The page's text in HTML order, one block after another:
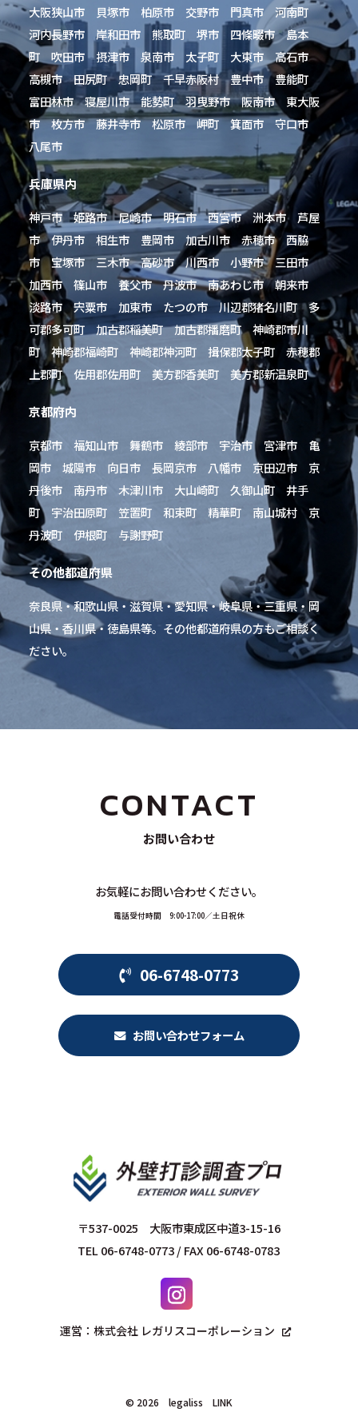
大阪狭山市 貝塚市 柏原市 交野市 門真市 河南町
河内長野市 岸和田市 熊取町 堺市 四條畷市 島本
町 吹田市 摂津市 泉南市 太子町 大東市 高石市
高槻市 田尻町 忠岡町 千早赤阪村 豊中市 豊能町
富田林市 寝屋川市 能勢町 羽曳野市 阪南市 東大阪
市 枚方市 藤井寺市 松原市 岬町 箕面市 守口市
八尾市
兵庫県内
神戸市 姫路市 尼崎市 明石市 西宮市 洲本市 芦屋
市 伊丹市 相生市 豊岡市 加古川市 赤穂市 西脇
市 宝塚市 三木市 高砂市 川西市 小野市 三田市
加西市 篠山市 養父市 丹波市 南あわじ市 朝来市
淡路市 宍粟市 加東市 たつの市 川辺郡猪名川町 多
可郡多可町 加古郡稲美町 加古郡播磨町 神崎郡市川
町 神崎郡福崎町 神崎郡神河町 揖保郡太子町 赤穂郡
上郡町 佐用郡佐用町 美方郡香美町 美方郡新温泉町
京都府内
京都市 福知山市 舞鶴市 綾部市 宇治市 宮津市 亀
岡市 城陽市 向日市 長岡京市 八幡市 京田辺市 京
丹後市 南丹市 木津川市 大山崎町 久御山町 井手
町 宇治田原町 笠置町 和束町 精華町 南山城村 京
丹波町 伊根町 与謝野町
その他都道府県
奈良県・和歌山県・滋賀県・愛知県・岐阜県・三重県・岡
山県・香川県・徳島県等。その他都道府県の方もご相談く
ださい。
CONTACT
お問い合わせ
お気軽にお問い合わせください。
電話受付時間 9:00-17:00／土日祝休
06-6748-0773
お問い合わせフォーム
〒537-0025 大阪市東成区中道3-15-16
TEL 06-6748-0773 / FAX 06-6748-0783
運営：株式会社 レガリスコーポレーション
© 2026 legaliss LINK